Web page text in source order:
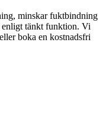
minskar fuktbindning
enligt tänkt funktion. Vi
boka en kostnadsfri